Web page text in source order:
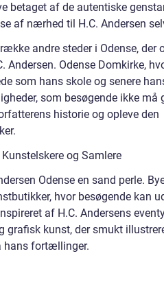
betaget af de autentiske
af nærhed til H.C. Andersen
andre steder i Odense, der
Odense Domkirke,
som hans skole og senere
som besøgende ikke må
historie og opleve den
og Samlere
Odense en sand perle.
hvor besøgende kan
af H.C. Andersens
kunst, der smukt
hans fortællinger.